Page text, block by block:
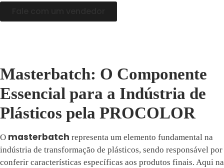
Masterbatch: O Componente
Essencial para a Indústria de
Plásticos pela PROCOLOR
O masterbatch representa um elemento fundamental na
indústria de transformação de plásticos, sendo responsável por
conferir características específicas aos produtos finais. Aqui na